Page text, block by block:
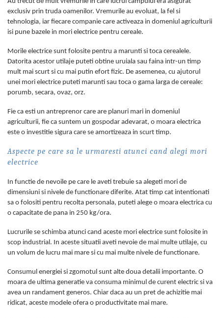
exclusiv prin truda oamenilor. Vremurile au evoluat, la fel si
tehnologia, iar fiecare companie care activeaza in domeniul agriculturii
isi pune bazele in mori electrice pentru cereale.
Morile electrice sunt folosite pentru a marunti si toca cerealele.
Datorita acestor utilaje puteti obtine uruiala sau faina intr-un timp
mult mai scurt si cu mai putin efort fizic. De asemenea, cu ajutorul
unei mori electrice puteti marunti sau toca o gama larga de cereale:
porumb, secara, ovaz, orz.
Fie ca esti un antreprenor care are planuri mari in domeniul
agriculturii, fie ca suntem un gospodar adevarat, o moara electrica
este o investitie sigura care se amortizeaza in scurt timp.
Aspecte pe care sa le urmaresti atunci cand alegi mori
electrice
In functie de nevoile pe care le aveti trebuie sa alegeti mori de
dimensiuni si nivele de functionare diferite. Atat timp cat intentionati
sa o folositi pentru recolta personala, puteti alege o moara electrica cu
o capacitate de pana in 250 kg/ora.
Lucrurile se schimba atunci cand aceste mori electrice sunt folosite in
scop industrial. In aceste situatii aveti nevoie de mai multe utilaje, cu
un volum de lucru mai mare si cu mai multe nivele de functionare.
Consumul energiei si zgomotul sunt alte doua detalii importante. O
moara de ultima generatie va consuma minimul de curent electric si va
avea un randament generos. Chiar daca au un pret de achizitie mai
ridicat, aceste modele ofera o productivitate mai mare.